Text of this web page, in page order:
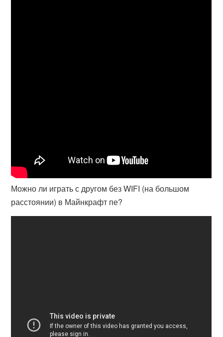
Можно ли играть с другом без WIFI (на большом
расстоянии) в Майнкрафт пе?